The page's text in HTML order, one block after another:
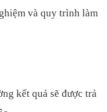
và quy trình làm
kết quả sẽ được trả